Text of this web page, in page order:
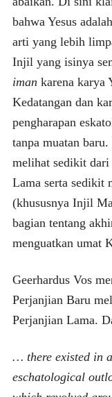
bahwa Yesus
arti yang lebih
Injil yang isinya
iman karena karya
Kedatangan dan
pengharapan
tanpa muatan
melihat sedikit dari
Lama serta sedikit
(khususnya Injil
bagian tentang
menguatkan umat
Geerhardus Vos
Perjanjian Baru
Perjanjian Lama.
… there existed in
eschatological